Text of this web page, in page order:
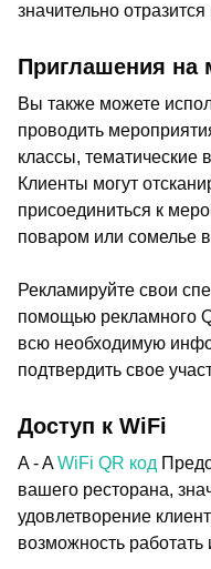
значительно
Приглашения на
Вы также можете
проводить
классы, тематические
Клиенты могут
присоединиться к
поваром или сомелье
Рекламируйте свои
помощью рекламного
всю необходимую
подтвердить свое
Доступ к WiFi
A - AWiFi QR код
вашего ресторана,
удовлетворение
возможность